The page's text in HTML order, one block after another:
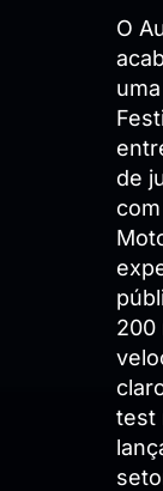
O
de
200
test